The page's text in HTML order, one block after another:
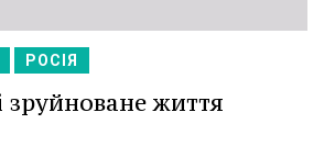
РОСІЯ
зруйноване життя